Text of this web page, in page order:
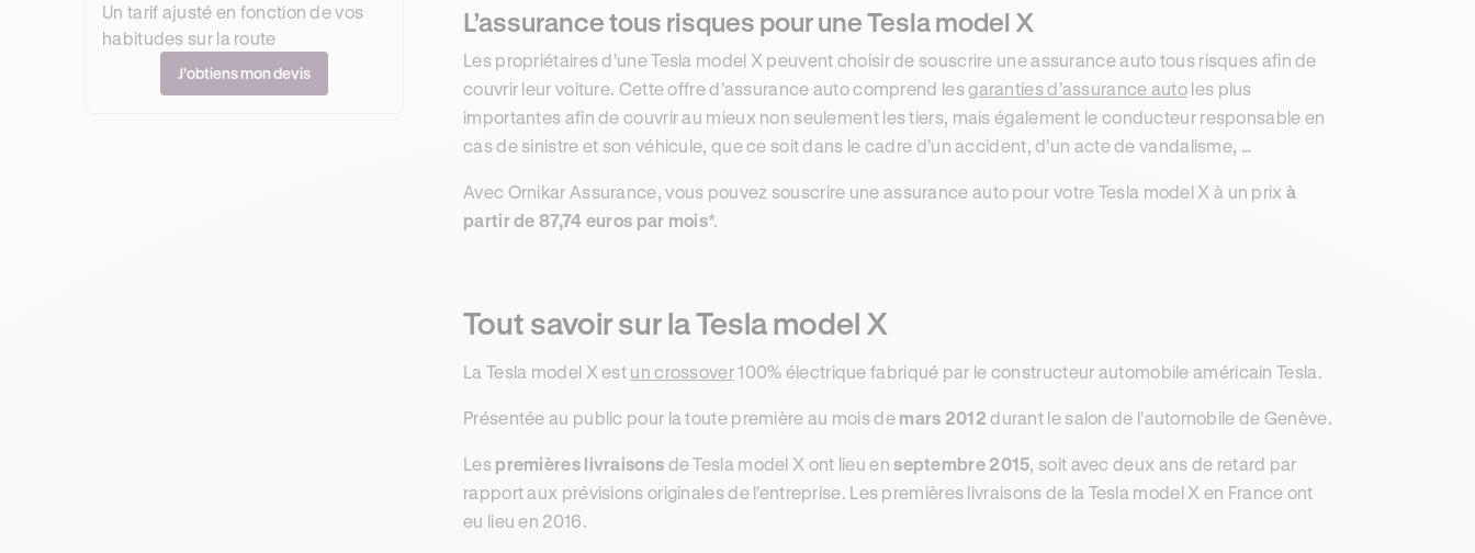
Un tarif ajusté en fonction de vos
habitudes sur la route
J’obtiens mon devis
L’assurance tous risques pour une Tesla model X
Les propriétaires d’une Tesla model X peuvent choisir de souscrire une assurance auto tous risques afin de
couvrir leur voiture. Cette offre d’assurance auto comprend lesgaranties d’assurance auto les plus
importantes afin de couvrir au mieux non seulement les tiers, mais également le conducteur responsable en
cas de sinistre et son véhicule, que ce soit dans le cadre d’un accident, d’un acte de vandalisme, …
Avec Ornikar Assurance, vous pouvez souscrire une assurance auto pour votre Tesla model X à un prix à
partir de 87,74 euros par mois*.
Tout savoir sur la Tesla model X
La Tesla model X est un crossover100% électrique fabriqué par le constructeur automobile américain Tesla.
Présentée au public pour la toute première au mois de mars 2012 durant le salon de l’automobile de Genève.
Les premières livraisons de Tesla model X ont lieu enseptembre 2015, soit avec deux ans de retard par
rapport aux prévisions originales de l’entreprise. Les premières livraisons de la Tesla model X en France ont
eu lieu en 2016.